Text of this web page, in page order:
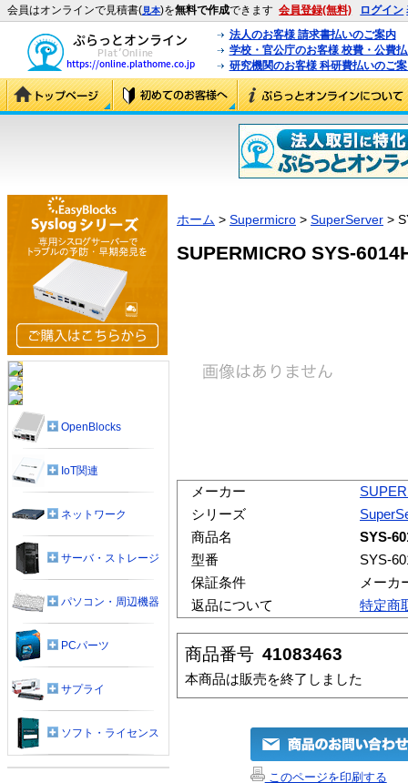
会員はオンラインで見積書(見本)を無料で作成できます 会員登録(無料) ログイン
法人のお客様 請求書払いのご案内
学校・官公庁のお客様 校費・公費
研究機関のお客様 科研費払いのご
ホーム > Supermicro > SuperServer >
SUPERMICRO SYS-
メーカー
シリーズ
商品名
SYS-
型番
SYS-
保証条件
メーカ
返品について
特定商
商品番号 41083463
本商品は販売を終了しました
このページを印刷する
OpenBlocks
IoT関連
ネットワーク
サーバ・ストレージ
パソコン・周辺機器
PCパーツ
サプライ
ソフト・ライセンス